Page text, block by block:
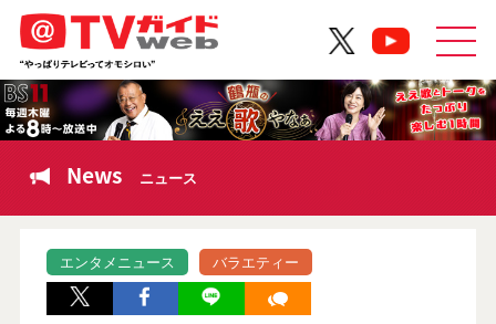
News ニュース
エンタメニュース バラエティー